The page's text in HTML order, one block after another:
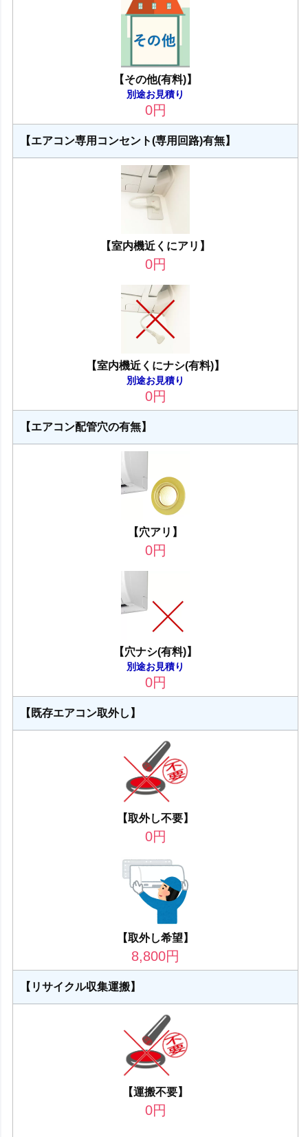
【その他(有料)】
別途お見積り
0円
【エアコン専用コンセント(専用回路)有無】
【室内機近くにアリ】
0円
【室内機近くにナシ(有料)】
別途お見積り
0円
【エアコン配管穴の有無】
【穴アリ】
0円
【穴ナシ(有料)】
別途お見積り
0円
【既存エアコン取外し】
【取外し不要】
0円
【取外し希望】
8,800円
【リサイクル収集運搬】
【運搬不要】
0円